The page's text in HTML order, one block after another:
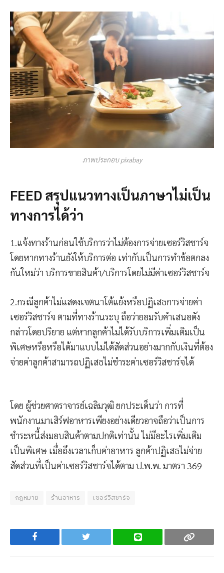
ภาพประกอบ pixabay
FEED สรุปแนวทางเป็นภาษาไม่เป็น
ทางการได้ว่า
1.แจ้งทางร้านก่อนใช้บริการว่าไม่ต้องการจ่ายเซอร์วิสชาร์จ
โดยหากทางร้านยังให้บริการต่อ เท่ากับเป็นการทำข้อตกลง
กันใหม่ว่า บริการขายสินค้า/บริการโดยไม่มีค่าเซอร์วิสชาร์จ
2.กรณีลูกค้าไม่แสดงเจตนาโต้แย้งหรือปฏิเสธการจ่ายค่า
เซอร์วิสชาร์จ ตามที่ทางร้านระบุ ถือว่ายอมรับคำเสนอดัง
กล่าวโดยปริยาย แต่หากลูกค้าไม่ได้รับบริการเพิ่มเติมเป็น
พิเศษหรือหรือได้มาแบบไม่ได้สัดส่วนอย่างมากกับเงินที่ต้อง
จ่ายค่าลูกค้าสามารถปฏิเสธไม่ชำระค่าเซอร์วิสชาร์จได้
โดย ผู้ช่วยศาตราจารย์เฉลิมวุฒิ ยกประเด็นว่า การที่
พนักงานมาเสิร์ฟอาหารเพียงอย่างเดียวอาจถือว่าเป็นการ
ชำระหนี้ส่งมอบสินค้าตามปกติเท่านั้น ไม่มีอะไรเพิ่มเติม
เป็นพิเศษ เมื่อถึงเวลาเก็บค่าอาหาร ลูกค้าปฏิเสธไม่จ่าย
สัดส่วนที่เป็นค่าเซอร์วิสชาร์จได้ตาม ป.พ.พ. มาตรา 369
กฎหมาย ร้านอาหาร เซอร์วิสชาร์จ
Facebook Twitter Line Copy